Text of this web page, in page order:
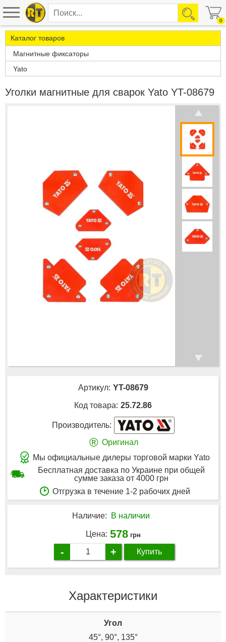
0
Каталог товаров
Магнитные фиксаторы
Yato
Уголки магнитные для сварок Yato YT-08679
Артикул: YT-08679
Код товара: 25.72.86
Производитель:
® Оригинал
Мы официальные дилеры торговой марки Yato
Бесплатная доставка по Украине при общей
сумме заказа от 4000 грн
Отгрузка в течение 1-2 рабочих дней
Наличие: В наличии
Цена: 578 грн
- + Купить
Характеристики
Угол
45°, 90°, 135°